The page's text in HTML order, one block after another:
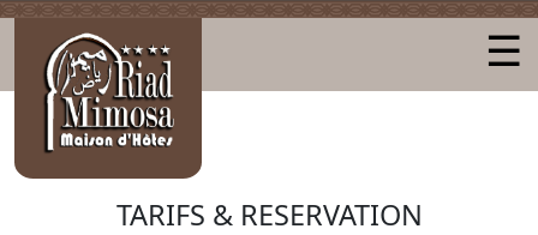
☰
TARIFS & RESERVATION